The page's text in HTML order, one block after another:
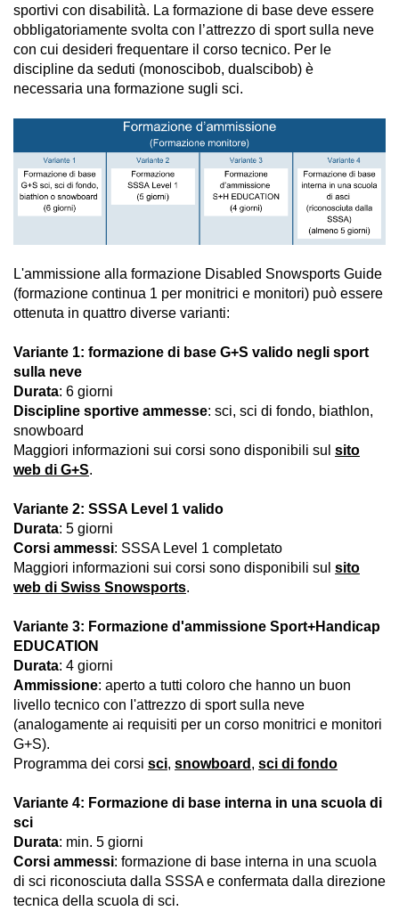
sportivi con disabilità. La formazione di base deve essere
obbligatoriamente svolta con l’attrezzo di sport sulla neve
con cui desideri frequentare il corso tecnico. Per le
discipline da seduti (monoscibob, dualscibob) è
necessaria una formazione sugli sci.
L'ammissione alla formazione Disabled Snowsports Guide
(formazione continua 1 per monitrici e monitori) può essere
ottenuta in quattro diverse varianti:
Variante 1: formazione di base G+S valido negli sport
sulla neve
Durata: 6 giorni
Discipline sportive ammesse: sci, sci di fondo, biathlon,
snowboard
Maggiori informazioni sui corsi sono disponibili sul sito
web di G+S.
Variante 2: SSSA Level 1 valido
Durata: 5 giorni
Corsi ammessi: SSSA Level 1 completato
Maggiori informazioni sui corsi sono disponibili sul sito
web di Swiss Snowsports.
Variante 3: Formazione d'ammissione Sport+Handicap
EDUCATION
Durata: 4 giorni
Ammissione: aperto a tutti coloro che hanno un buon
livello tecnico con l'attrezzo di sport sulla neve
(analogamente ai requisiti per un corso monitrici e monitori
G+S).
Programma dei corsi sci, snowboard , sci di fondo
Variante 4: Formazione di base interna in una scuola di
sci
Durata: min. 5 giorni
Corsi ammessi: formazione di base interna in una scuola
di sci riconosciuta dalla SSSA e confermata dalla direzione
tecnica della scuola di sci.